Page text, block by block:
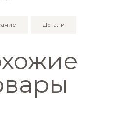
Детали